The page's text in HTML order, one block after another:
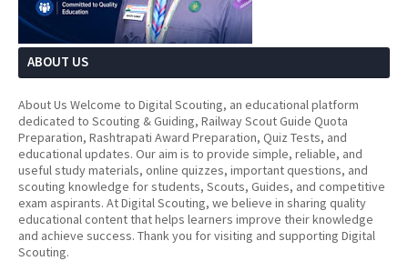
ABOUT US
About Us Welcome to Digital Scouting, an educational platform
dedicated to Scouting & Guiding, Railway Scout Guide Quota
Preparation, Rashtrapati Award Preparation, Quiz Tests, and
educational updates. Our aim is to provide simple, reliable, and
useful study materials, online quizzes, important questions, and
scouting knowledge for students, Scouts, Guides, and competitive
exam aspirants. At Digital Scouting, we believe in sharing quality
educational content that helps learners improve their knowledge
and achieve success. Thank you for visiting and supporting Digital
Scouting.